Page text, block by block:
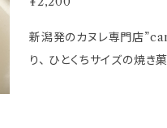
新潟発のカヌレ専門店
り、 ひとくちサイズの焼き